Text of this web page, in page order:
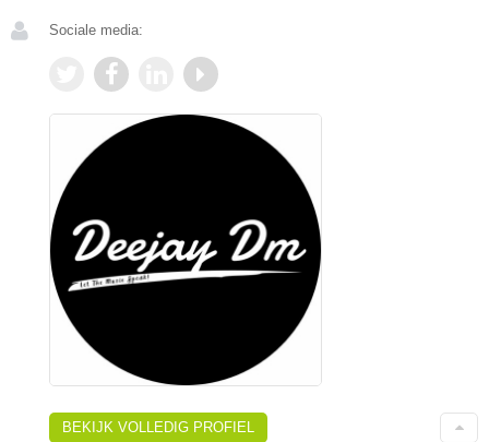
Sociale media:
BEKIJK VOLLEDIG PROFIEL